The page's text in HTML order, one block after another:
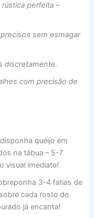
perfeita –
sem esmagar
discretamente.
com precisão de
queijo em
na tábua – 5-7
visual imediato!
3-4 fatias de
cada rosto de
já encanta!